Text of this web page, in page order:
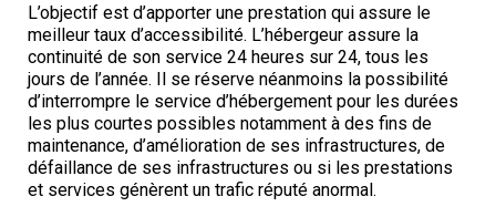
L’objectif est d’apporter une prestation qui assure le
meilleur taux d’accessibilité. L’hébergeur assure la
continuité de son service 24 heures sur 24, tous les
jours de l’année. Il se réserve néanmoins la possibilité
d’interrompre le service d’hébergement pour les durées
les plus courtes possibles notamment à des fins de
maintenance, d’amélioration de ses infrastructures, de
défaillance de ses infrastructures ou si les prestations
et services génèrent un trafic réputé anormal.